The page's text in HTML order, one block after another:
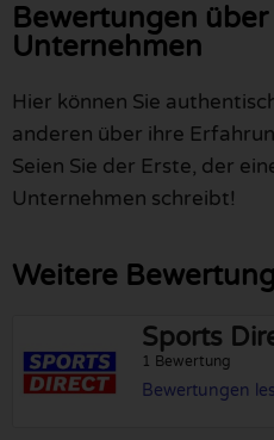
Bewertungen über
Unternehmen
Hier können Sie
anderen über ihre
Seien Sie der Erste, der
Unternehmen schreibt!
Weitere
Sports
1 Bewertung
Bewertungen